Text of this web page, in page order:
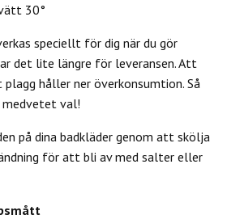
30°
speciellt för dig när du gör
det lite längre för leveransen. Att
håller ner överkonsumtion. Så
val!
på dina badkläder genom att skölja
för att bli av med salter eller